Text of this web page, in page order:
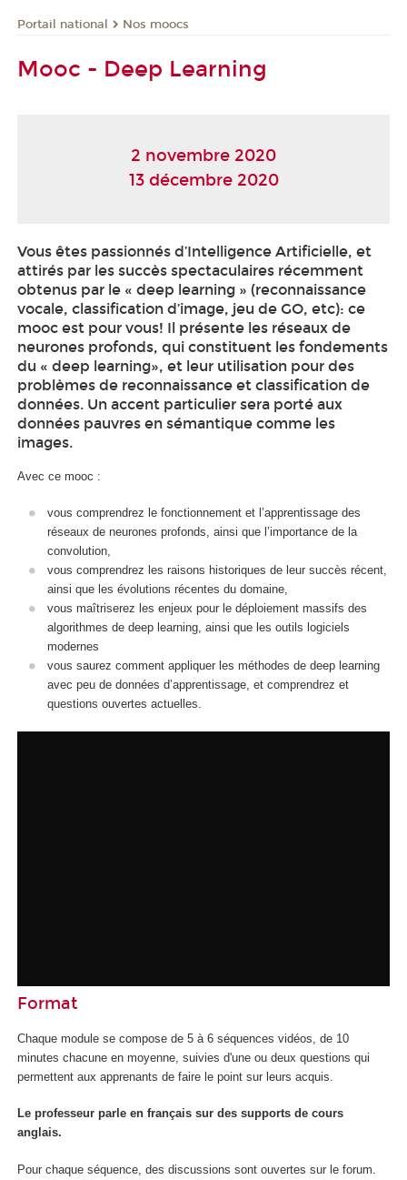
Portail national Nos moocs
Mooc - Deep Learning
2 novembre 2020
13 décembre 2020
Vous êtes passionnés d’Intelligence Artificielle, et
attirés par les succès spectaculaires récemment
obtenus par le « deep learning » (reconnaissance
vocale, classification d’image, jeu de GO, etc): ce
mooc est pour vous! Il présente les réseaux de
neurones profonds, qui constituent les fondements
du « deep learning», et leur utilisation pour des
problèmes de reconnaissance et classification de
données. Un accent particulier sera porté aux
données pauvres en sémantique comme les
images.
Avec ce mooc :
vous comprendrez le fonctionnement et l’apprentissage des
réseaux de neurones profonds, ainsi que l’importance de la
convolution,
vous comprendrez les raisons historiques de leur succès récent,
ainsi que les évolutions récentes du domaine,
vous maîtriserez les enjeux pour le déploiement massifs des
algorithmes de deep learning, ainsi que les outils logiciels
modernes
vous saurez comment appliquer les méthodes de deep learning
avec peu de données d’apprentissage, et comprendrez et
questions ouvertes actuelles.
Format
Chaque module se compose de 5 à 6 séquences vidéos, de 10
minutes chacune en moyenne, suivies d'une ou deux questions qui
permettent aux apprenants de faire le point sur leurs acquis.
Le professeur parle en français sur des supports de cours
anglais.
Pour chaque séquence, des discussions sont ouvertes sur le forum.